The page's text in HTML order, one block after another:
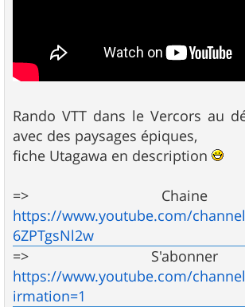
Rando VTT dans le Vercors au
avec des paysages épiques,
fiche Utagawa en description
=>
https://www.youtube.com/
6ZPTgsNl2w
=>
https://www.youtube.com/
irmation=1